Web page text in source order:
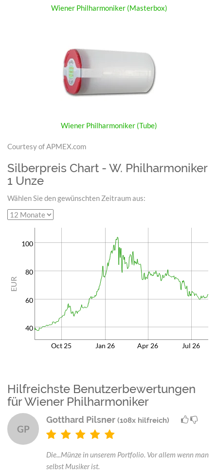
Wiener Philharmoniker (Masterbox)
Wiener Philharmoniker (Tube)
Courtesy of APMEX.com
Silberpreis Chart - W. Philharmoniker
1 Unze
Wählen Sie den gewünschten Zeitraum aus:
40
60
80
100
Oct 25 Jan 26 Apr 26 Jul 26
EUR
Hilfreichste Benutzerbewertungen
für Wiener Philharmoniker
GP
Gotthard Pilsner (108x hilfreich)
Die...Münze in unserem Portfolio. Vor allem wenn man
selbst Musiker ist.